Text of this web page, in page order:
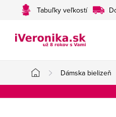
Tabuľky veľkostí
Domov
Dámska bielizeň